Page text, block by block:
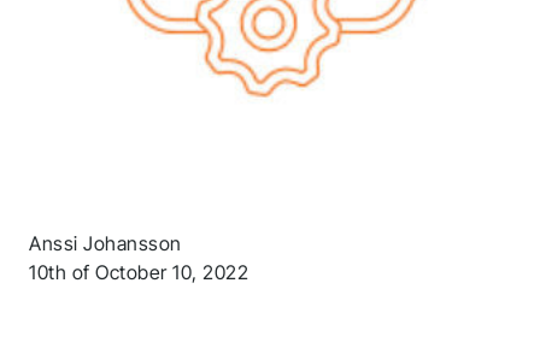
Anssi Johansson
10th of October 10, 2022
Folgen Sie uns, um auf dem Laufenden zu bleiben.